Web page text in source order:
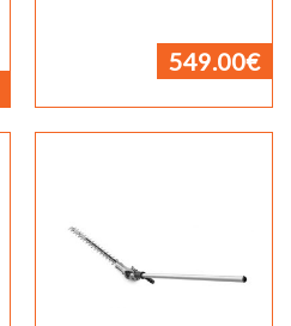
549.00€